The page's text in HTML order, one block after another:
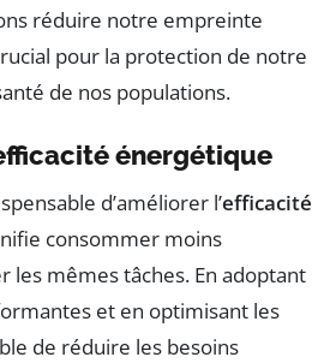
réduire notre empreinte
pour la protection de notre
de nos populations.
énergétique
d’améliorer l’efficacité
consommer moins
les mêmes tâches. En adoptant
et en optimisant les
de réduire les besoins